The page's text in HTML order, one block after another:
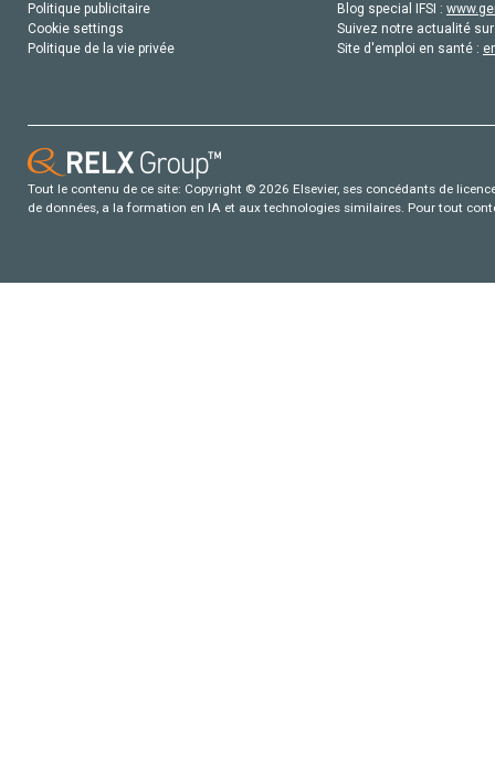
Politique publicitaire
Cookie settings
Politique de la vie privée
Blog special IFSI :
Suivez notre actualité
Site d'emploi en santé :
Tout le contenu de ce site: Copyright © 2026 Elsevier, ses concédants de
de données, a la formation en IA et aux technologies similaires. Pour tout